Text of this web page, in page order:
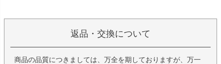
返品・交換について
商品の品質につきましては、万全を期しておりますが、万一